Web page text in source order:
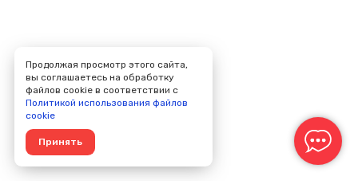
Продолжая просмотр этого сайта,
вы соглашаетесь на обработку
файлов cookie в соответствии с
Политикой использования файлов
cookie
Принять